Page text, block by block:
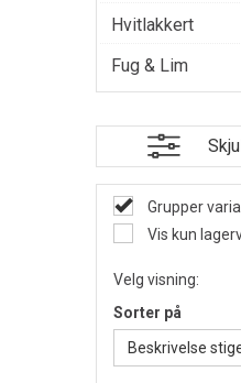
Grupper
Vis kun
Velg visning:
Sorter på
Beskrivelse
Hvitlakkert
Fug & Lim